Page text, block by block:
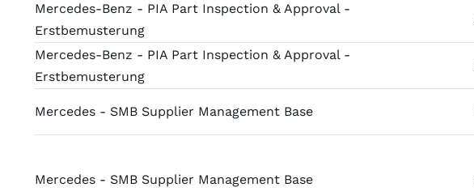
Mercedes-Benz - PIA Part Inspection & Approval -
Erstbemusterung
Mercedes-Benz - PIA Part Inspection & Approval -
Erstbemusterung
Mercedes - SMB Supplier Management Base
Mercedes - SMB Supplier Management Base